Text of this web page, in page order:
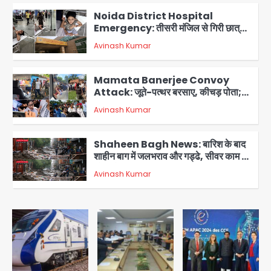
3
Noida District Hospital
Emergency: तीसरी मंजिल से गिरी छात्रा
को नहीं मिला इलाज, प्राइवेट अस्पताल में भर्ती
Avinash Kumar
4
Mamata Banerjee Convoy
Attack: जूते-पत्थर बरसाए, कीचड़ पोता;
बोलीं- ‘माथा फट जाता’
Avinash Kumar
5
Shaheen Bagh News: बारिश के बाद
शाहीन बाग में जलभराव और गड्ढे, सीवर काम से
लोग परेशान
Avinash Kumar
1
Second Monday of Sawan: सावन
के दूसरे सोमवार पर शिवालयों में आस्था का
सैलाब
Avinash Kumar